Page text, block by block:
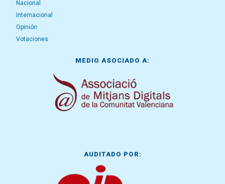
Nacional
Internacional
Opinión
Votaciones
MEDIO ASOCIADO A:
AUDITADO POR: